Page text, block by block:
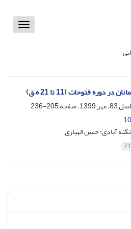
Toggle
دوره فتوحات (11 تا 21 ه.ق)
205-236
آبادی؛ حسن الهیاری